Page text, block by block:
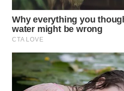
WN
TANJUNG
LESUNG
KARO